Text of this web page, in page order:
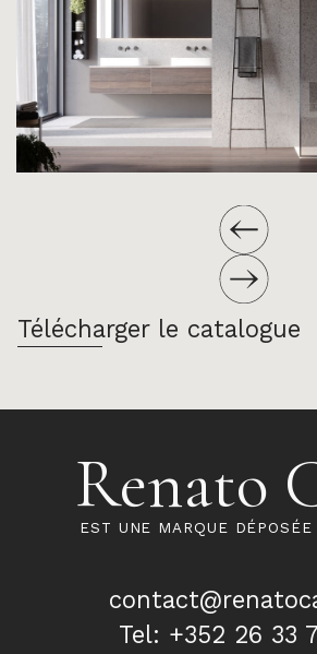
Télécharger le catalogue
Renato
EST UNE MARQUE
Tel: +352 26 33